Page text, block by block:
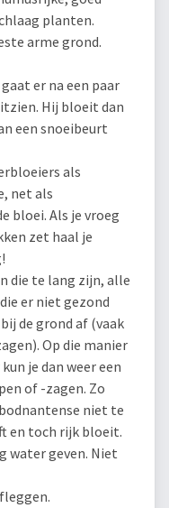
planten.
arme grond.
er na een paar
Hij bloeit dan
een snoeibeurt
als
net als
bloei. Als je vroeg
zet haal je
die te lang zijn, alle
er niet gezond
de grond af (vaak
Op die manier
je dan weer een
of -zagen. Zo
niet te
en toch rijk bloeit.
water geven. Niet